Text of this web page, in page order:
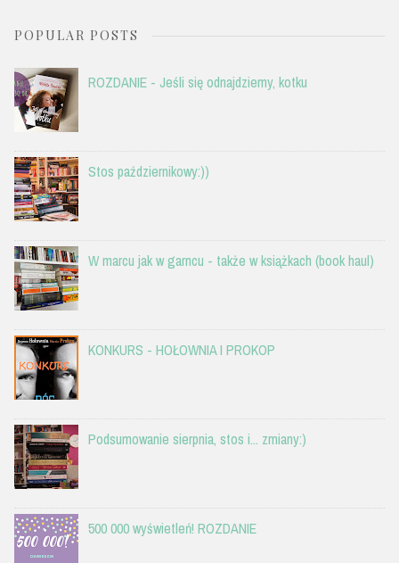
POPULAR POSTS
ROZDANIE - Jeśli się odnajdziemy, kotku
Stos październikowy:))
W marcu jak w garncu - także w książkach (book haul)
KONKURS - HOŁOWNIA I PROKOP
Podsumowanie sierpnia, stos i... zmiany:)
500 000 wyświetleń! ROZDANIE